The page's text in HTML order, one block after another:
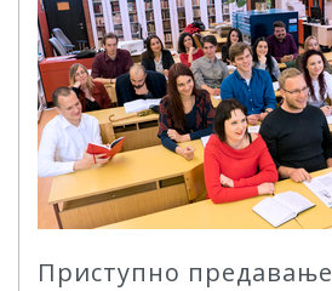
Приступно предавање